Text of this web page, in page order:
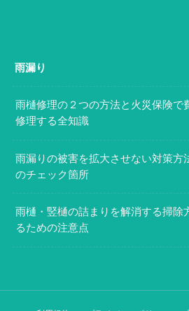
雨漏り
雨樋修理の２つの方法と火災保険で
修理する全知識
雨漏りの被害を拡大させない対策方
のチェック箇所
雨樋・竪樋の詰まりを解消する掃除
るための注意点